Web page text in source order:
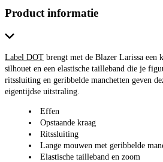
Product informatie
Label DOT brengt met de Blazer Larissa een
silhouet en een elastische tailleband die je
ritssluiting en geribbelde manchetten geven
eigentijdse uitstraling.
Effen
Opstaande kraag
Ritssluiting
Lange mouwen met geribbelde
Elastische tailleband en zoom